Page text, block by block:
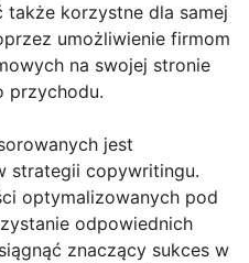
korzystne dla samej
umożliwienie firmom
na swojej stronie
przychodu.
jest
strategii copywritingu.
optymalizowanych pod
odpowiednich
znaczący sukces w